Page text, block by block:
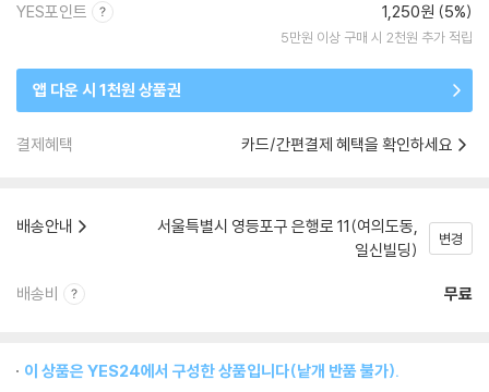
YES포인트 1,250원 (5%)
5만원 이상 구매 시 2천원 추가 적립
앱 다운 시 1천원 상품권
결제혜택 카드/간편결제 혜택을 확인하세요
배송안내
서울특별시 영등포구 은행로 11(여의도동,
일신빌딩)
변경
배송비 무료
이 상품은 YES24에서 구성한 상품입니다(낱개 반품 불가).